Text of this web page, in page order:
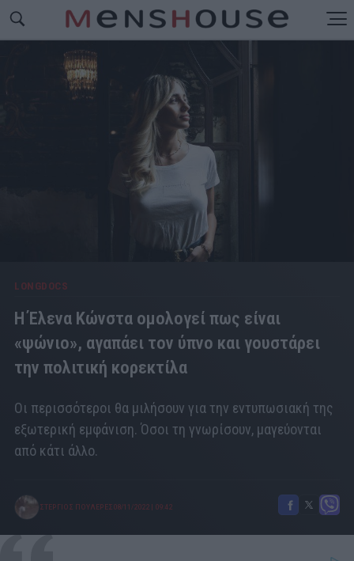
LONGDOCS
Η Έλενα Κώνστα ομολογεί πως είναι
«ψώνιο», αγαπάει τον ύπνο και γουστάρει
την πολιτική κορεκτίλα
Οι περισσότεροι θα μιλήσουν για την εντυπωσιακή της
εξωτερική εμφάνιση. Όσοι τη γνωρίσουν, μαγεύονται
από κάτι άλλο.
ΣΤΕΡΓΙΟΣ ΠΟΥΛΕΡΕΣ 08/11/2022 09:42